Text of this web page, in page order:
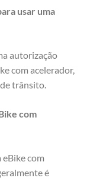
usar uma
autorização
com acelerador,
trânsito.
com
com
é